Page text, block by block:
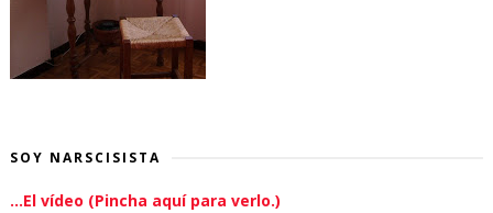
SOY NARSCISISTA
...El vídeo (Pincha aquí para verlo.)